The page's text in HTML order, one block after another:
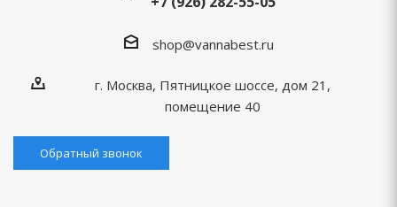
shop@vannabest.ru
г. Москва, Пятницкое шоссе, дом 21,
помещение 40
Обратный звонок